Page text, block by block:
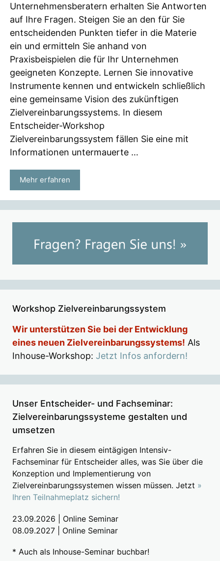
Unternehmensberatern erhalten Sie Antworten
auf Ihre Fragen. Steigen Sie an den für Sie
entscheidenden Punkten tiefer in die Materie
ein und ermitteln Sie anhand von
Praxisbeispielen die für Ihr Unternehmen
geeigneten Konzepte. Lernen Sie innovative
Instrumente kennen und entwickeln schließlich
eine gemeinsame Vision des zukünftigen
Zielvereinbarungssystems. In diesem
Entscheider-Workshop
Zielvereinbarungssystem fällen Sie eine mit
Informationen untermauerte …
Mehr erfahren
Workshop Zielvereinbarungssystem
Wir unterstützen Sie bei der Entwicklung
eines neuen Zielvereinbarungssystems! Als
Inhouse-Workshop: Jetzt Infos anfordern!
Unser Entscheider- und Fachseminar:
Zielvereinbarungssysteme gestalten und
umsetzen
Erfahren Sie in diesem eintägigen Intensiv-
Fachseminar für Entscheider alles, was Sie über die
Konzeption und Implementierung von
Zielvereinbarungssystemen wissen müssen. Jetzt »
Ihren Teilnahmeplatz sichern!
23.09.2026 | Online Seminar
08.09.2027 | Online Seminar
* Auch als Inhouse-Seminar buchbar!